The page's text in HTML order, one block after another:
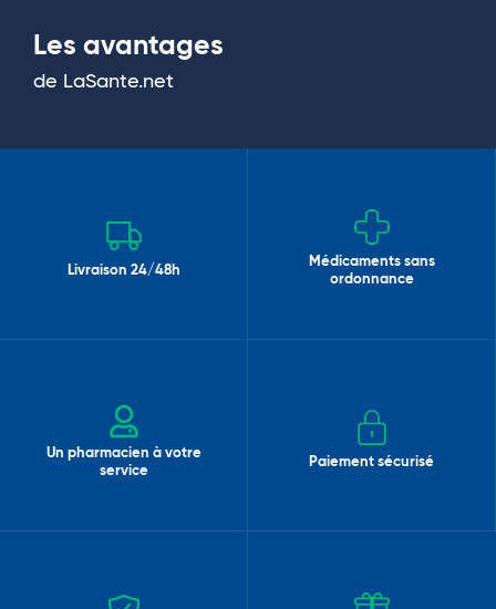
Les avantages
de LaSante.net
Livraison 24/48h
Médicaments sans
ordonnance
Un pharmacien à votre
service
Paiement sécurisé